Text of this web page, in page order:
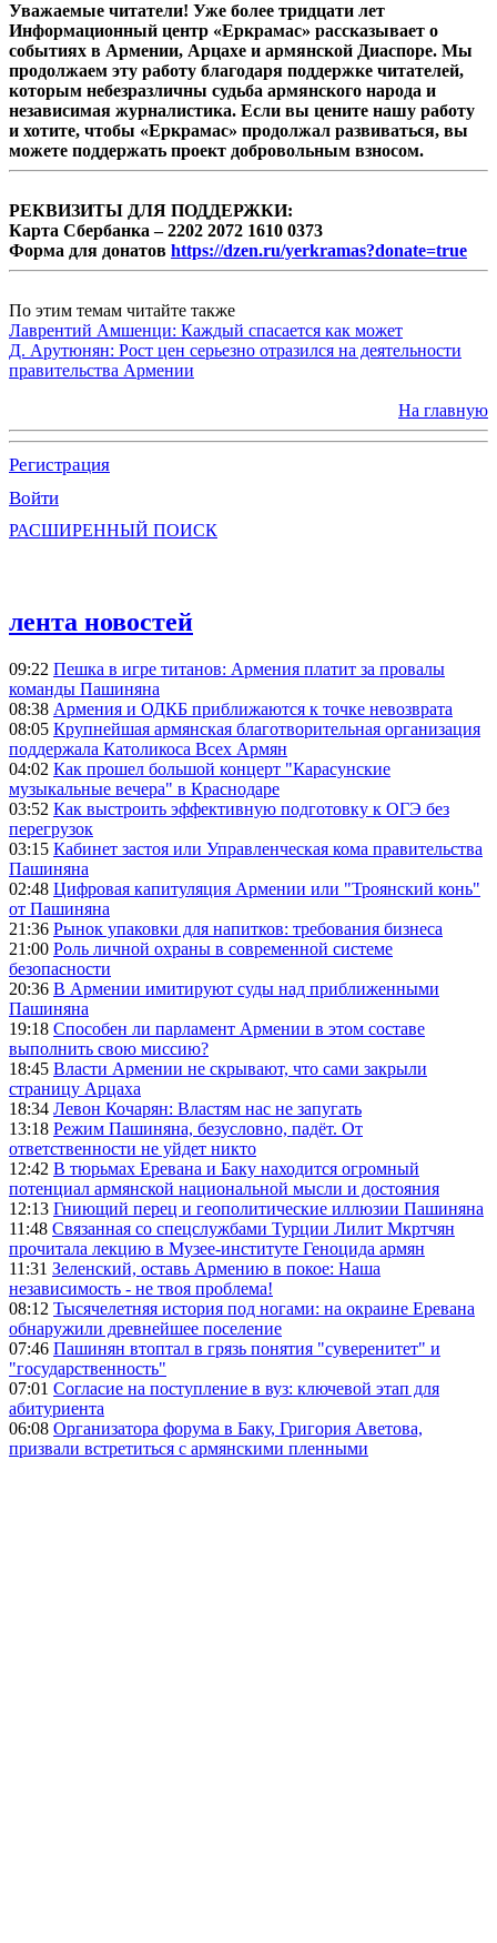
Уважаемые читатели! Уже более тридцати лет
Информационный центр «Еркрамас» рассказывает о
событиях в Армении, Арцахе и армянской Диаспоре. Мы
продолжаем эту работу благодаря поддержке читателей,
которым небезразличны судьба армянского народа и
независимая журналистика. Если вы цените нашу работу
и хотите, чтобы «Еркрамас» продолжал развиваться, вы
можете поддержать проект добровольным взносом.
РЕКВИЗИТЫ ДЛЯ ПОДДЕРЖКИ:
Карта Сбербанка – 2202 2072 1610 0373
Форма для донатов https://dzen.ru/yerkramas?donate=true
По этим темам читайте также
Лаврентий Амшенци: Каждый спасается как может
Д. Арутюнян: Рост цен серьезно отразился на деятельности
правительства Армении
На главную
Регистрация
Войти
РАСШИРЕННЫЙ ПОИСК
лента новостей
09:22 Пешка в игре титанов: Армения платит за провалы
команды Пашиняна
08:38 Армения и ОДКБ приближаются к точке невозврата
08:05 Крупнейшая армянская благотворительная организация
поддержала Католикоса Всех Армян
04:02 Как прошел большой концерт "Карасунские
музыкальные вечера" в Краснодаре
03:52 Как выстроить эффективную подготовку к ОГЭ без
перегрузок
03:15 Кабинет застоя или Управленческая кома правительства
Пашиняна
02:48 Цифровая капитуляция Армении или "Троянский конь"
от Пашиняна
21:36 Рынок упаковки для напитков: требования бизнеса
21:00 Роль личной охраны в современной системе
безопасности
20:36 В Армении имитируют суды над приближенными
Пашиняна
19:18 Способен ли парламент Армении в этом составе
выполнить свою миссию?
18:45 Власти Армении не скрывают, что сами закрыли
страницу Арцаха
18:34 Левон Кочарян: Властям нас не запугать
13:18 Режим Пашиняна, безусловно, падёт. От
ответственности не уйдет никто
12:42 В тюрьмах Еревана и Баку находится огромный
потенциал армянской национальной мысли и достояния
12:13 Гниющий перец и геополитические иллюзии Пашиняна
11:48 Связанная со спецслужбами Турции Лилит Мкртчян
прочитала лекцию в Музее-институте Геноцида армян
11:31 Зеленский, оставь Армению в покое: Наша
независимость - не твоя проблема!
08:12 Тысячелетняя история под ногами: на окраине Еревана
обнаружили древнейшее поселение
07:46 Пашинян втоптал в грязь понятия "суверенитет" и
"государственность"
07:01 Согласие на поступление в вуз: ключевой этап для
абитуриента
06:08 Организатора форума в Баку, Григория Аветова,
призвали встретиться с армянскими пленными